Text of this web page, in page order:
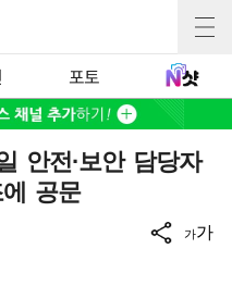
포토
안전·보안 담당자
공문
가가